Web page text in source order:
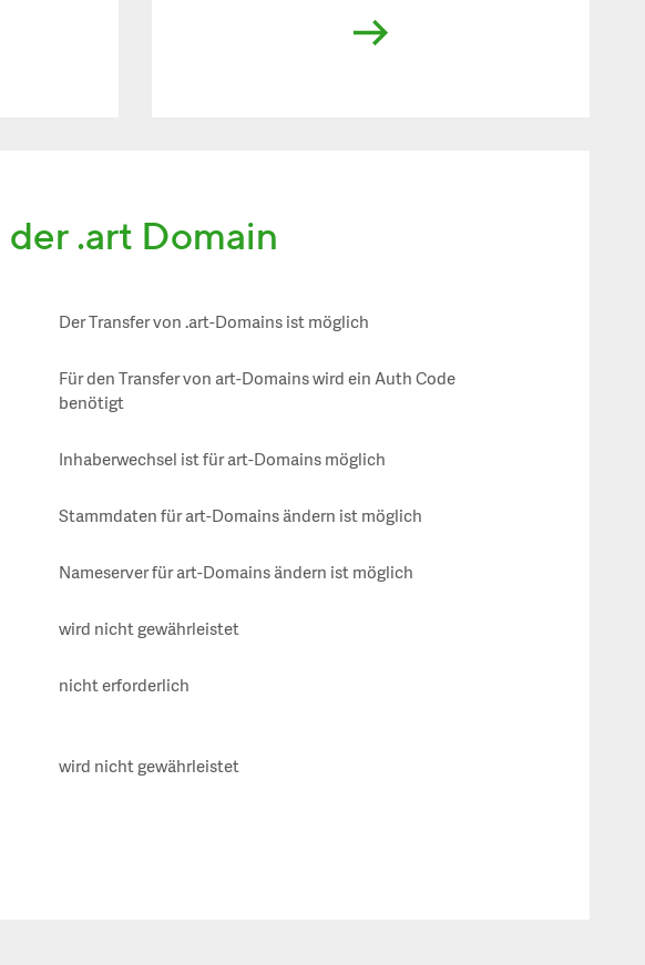
.art Domain
Der Transfer von .art-Domains ist möglich
Für den Transfer von art-Domains wird ein Auth Code
benötigt
Inhaberwechsel ist für art-Domains möglich
Stammdaten für art-Domains ändern ist möglich
Nameserver für art-Domains ändern ist möglich
wird nicht gewährleistet
nicht erforderlich
wird nicht gewährleistet